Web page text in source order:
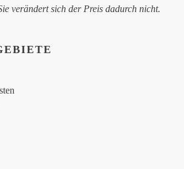
verändert sich der Preis dadurch nicht.